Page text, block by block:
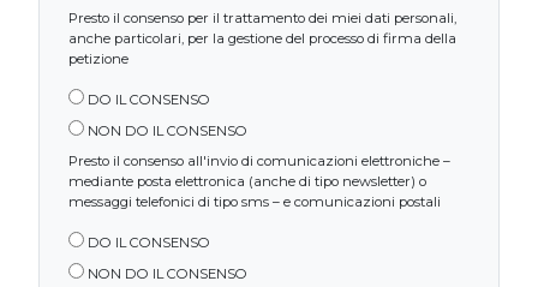
Presto il consenso per il trattamento dei miei dati personali,
anche particolari, per la gestione del processo di firma della
petizione
DO IL CONSENSO
NON DO IL CONSENSO
Presto il consenso all'invio di comunicazioni elettroniche –
mediante posta elettronica (anche di tipo newsletter) o
messaggi telefonici di tipo sms – e comunicazioni postali
DO IL CONSENSO
NON DO IL CONSENSO